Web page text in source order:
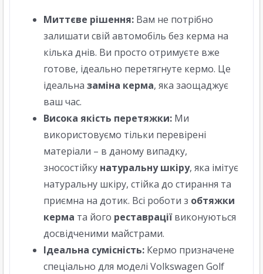
Миттєве рішення:Вам не потрібно
залишати свій автомобіль без керма на
кілька днів. Ви просто отримуєте вже
готове, ідеально перетягнуте кермо. Це
ідеальна заміна керма, яка заощаджує
ваш час.
Висока якість перетяжки:Ми
використовуємо тільки перевірені
матеріали – в даному випадку,
зносостійку натуральну шкіру, яка імітує
натуральну шкіру, стійка до стирання та
приємна на дотик. Всі роботи з обтяжки
керма та його реставраціївиконуються
досвідченими майстрами.
Ідеальна сумісність:Кермо призначене
спеціально для моделі Volkswagen Golf